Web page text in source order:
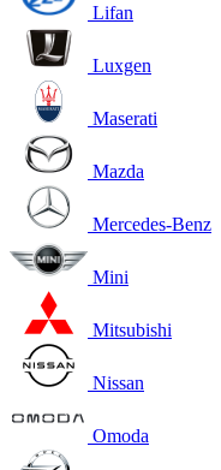
Lifan
Luxgen
Maserati
Mazda
Mercedes-Benz
Mini
Mitsubishi
Nissan
Omoda